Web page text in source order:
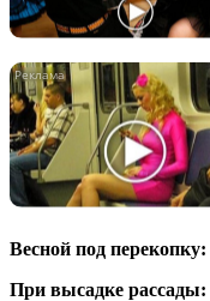
Весной под перекопку:
При высадке рассады: